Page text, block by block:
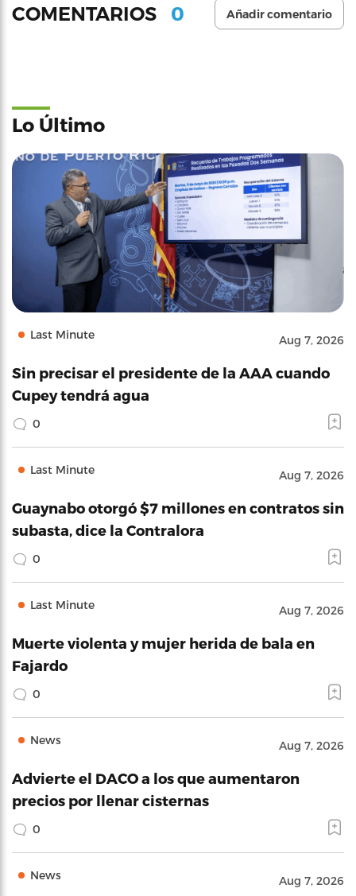
COMENTARIOS 0 Añadir comentario
Lo Último
Last Minute Aug 7, 2026
Sin precisar el presidente de la AAA cuando
Cupey tendrá agua
0
Last Minute Aug 7, 2026
Guaynabo otorgó $7 millones en contratos sin
subasta, dice la Contralora
0
Last Minute Aug 7, 2026
Muerte violenta y mujer herida de bala en
Fajardo
0
News Aug 7, 2026
Advierte el DACO a los que aumentaron
precios por llenar cisternas
0
News Aug 7, 2026